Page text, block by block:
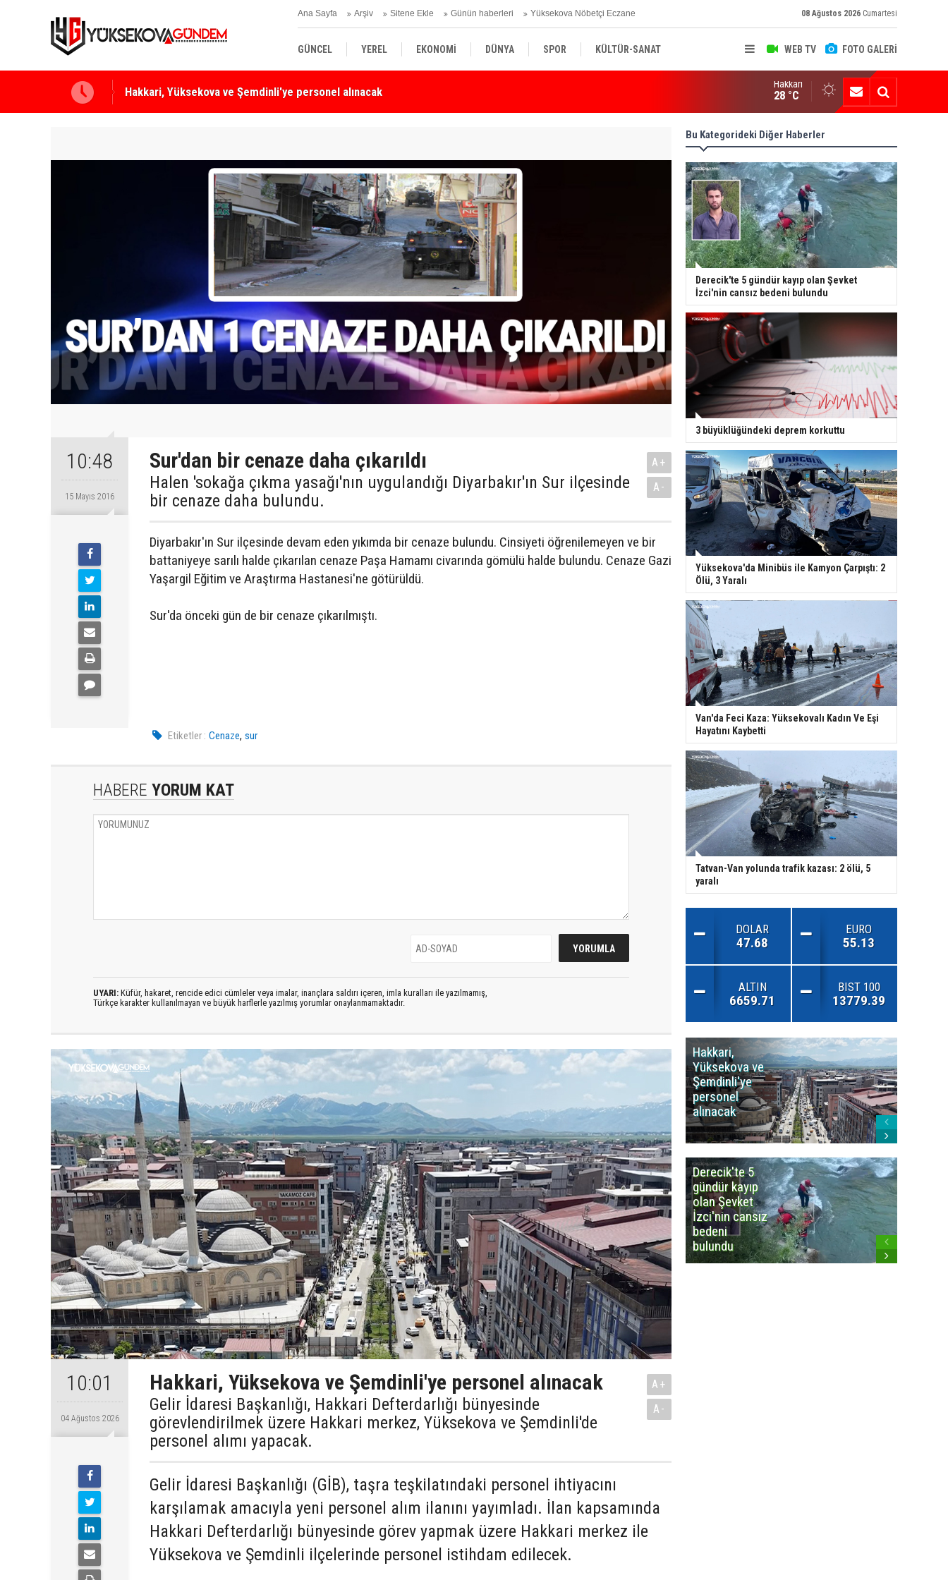
Ana Sayfa Arşiv Sitene Ekle Günün haberleri Yüksekova Nöbetçi Eczane 08 Ağustos 2026 Cumartesi
WEB TV FOTO GALERİ
GÜNCEL YEREL EKONOMİ DÜNYA SPOR KÜLTÜR-SANAT
SİYASET TEKNOLOJİ
Yüksekova Ziraat Odası'ndan Yangınlara Karşı Duyarlılık Çağrısı Yüksekova'nın Sanayi Geleceği Masaya Yatırıldı
Hakkari
28 °C
10:48
15 Mayıs 2016
Sur'dan bir cenaze daha çıkarıldı
Halen 'sokağa çıkma yasağı'nın uygulandığı Diyarbakır'ın Sur ilçesinde
bir cenaze daha bulundu.
A+
A-
Diyarbakır'ın Sur ilçesinde devam eden yıkımda bir cenaze bulundu. Cinsiyeti öğrenilemeyen ve bir
battaniyeye sarılı halde çıkarılan cenaze Paşa Hamamı civarında gömülü halde bulundu. Cenaze Gazi
Yaşargil Eğitim ve Araştırma Hastanesi'ne götürüldü.
Sur'da önceki gün de bir cenaze çıkarılmıştı.
Etiketler : Cenaze,sur
HABERE YORUM KAT
UYARI: Küfür, hakaret, rencide edici cümleler veya imalar, inançlara saldırı içeren, imla kuralları ile yazılmamış,
Türkçe karakter kullanılmayan ve büyük harflerle yazılmış yorumlar onaylanmamaktadır.
10:01
04 Ağustos 2026
Hakkari, Yüksekova ve Şemdinli'ye personel alınacak
Gelir İdaresi Başkanlığı, Hakkari Defterdarlığı bünyesinde
görevlendirilmek üzere Hakkari merkez, Yüksekova ve Şemdinli'de
personel alımı yapacak.
A+
A-
Gelir İdaresi Başkanlığı (GİB), taşra teşkilatındaki personel ihtiyacını
karşılamak amacıyla yeni personel alım ilanını yayımladı. İlan kapsamında
Hakkari Defterdarlığı bünyesinde görev yapmak üzere Hakkari merkez ile
Yüksekova ve Şemdinli ilçelerinde personel istihdam edilecek.
Bu Kategorideki Diğer Haberler
Derecik'te 5 gündür kayıp olan Şevket
İzci'nin cansız bedeni bulundu
3 büyüklüğündeki deprem korkuttu
Yüksekova'da Minibüs ile Kamyon Çarpıştı: 2
Ölü, 3 Yaralı
Van'da Feci Kaza: Yüksekovalı Kadın Ve Eşi
Hayatını Kaybetti
Tatvan-Van yolunda trafik kazası: 2 ölü, 5
yaralı
DOLAR
47.68
EURO
55.13
ALTIN
6659.71
BIST 100
13779.39
Hakkari,
Yüksekova ve
Şemdinli'ye
personel
alınacak
Derecik'te 5
gündür kayıp
olan Şevket
İzci'nin cansız
bedeni
bulundu